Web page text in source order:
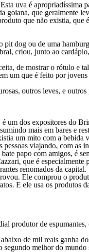
uva é
que geralmente
que não existia, que
dog ou de uma
criou, junto ao
de mostrar o rótulo e
um que é feito por
outros leves, e
dos expositores do
mais em bares e
um mito com a
viajando, com as
papo com amigos, é
que é
renomados da capital.
Ele comprou o
E ele usa os
produtor de
de mil reais ganha
melhor do